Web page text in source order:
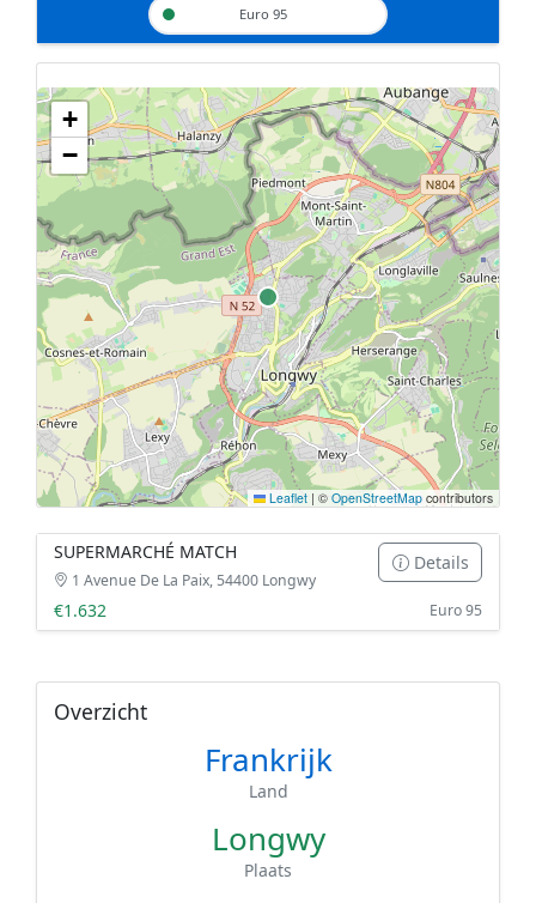
Euro 95
Geen tankstations met locatiegegevens gevonden.
De kaart kan niet worden weergegeven zonder GPS coördinaten.
+
−
Leaflet | © OpenStreetMap contributors
SUPERMARCHÉ MATCH
1 Avenue De La Paix, 54400 Longwy
Details
€1.632 Euro 95
Overzicht
Frankrijk
Land
Longwy
Plaats